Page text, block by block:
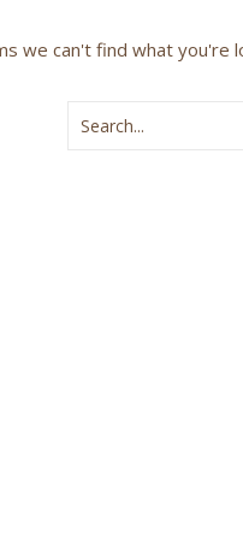
we can't find what you're